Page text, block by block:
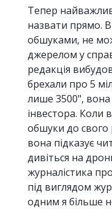
Тепер
назвати прямо.
обшуками, не
джерелом у
редакція
брехали про 5
лише 3500",
інвестора. Коли
обшуки до свого
вона підказує
дивіться на
журналістика
під виглядом
одним я більше